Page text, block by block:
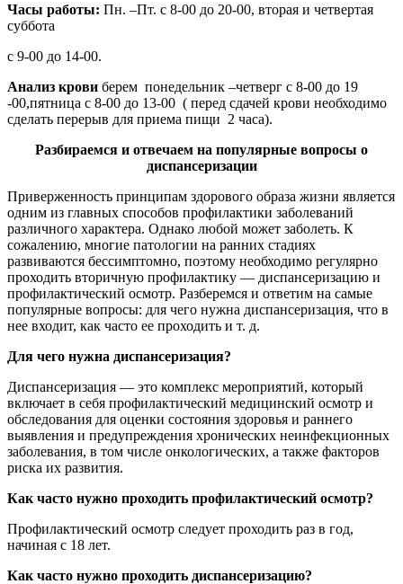
Часы работы: Пн. –Пт. с 8-00 до 20-00, вторая и четвертая
суббота
с 9-00 до 14-00.
Анализ крови берем понедельник –четверг с 8-00 до 19
-00,пятница с 8-00 до 13-00 ( перед сдачей крови необходимо
сделать перерыв для приема пищи 2 часа).
Разбираемся и отвечаем на популярные вопросы о
диспансеризации
Приверженность принципам здорового образа жизни является
одним из главных способов профилактики заболеваний
различного характера. Однако любой может заболеть. К
сожалению, многие патологии на ранних стадиях
развиваются бессимптомно, поэтому необходимо регулярно
проходить вторичную профилактику — диспансеризацию и
профилактический осмотр. Разберемся и ответим на самые
популярные вопросы: для чего нужна диспансеризация, что в
нее входит, как часто ее проходить и т. д.
Для чего нужна диспансеризация?
Диспансеризация — это комплекс мероприятий, который
включает в себя профилактический медицинский осмотр и
обследования для оценки состояния здоровья и раннего
выявления и предупреждения хронических неинфекционных
заболевания, в том числе онкологических, а также факторов
риска их развития.
Как часто нужно проходить профилактический осмотр?
Профилактический осмотр следует проходить раз в год,
начиная с 18 лет.
Как часто нужно проходить диспансеризацию?